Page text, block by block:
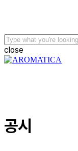
content
close
Close
공시